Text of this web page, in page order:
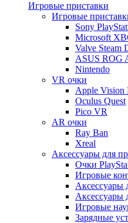
Игровые приставки
Игровые
Sony
Microsoft
Valve Steam
ASUS ROG
Nintendo
VR очки
Apple Vision
Oculus Quest
Pico VR
AR очки
Ray Ban
Xreal
Аксессуары для
Очки
Игровые
Аксессуары
Аксессуары
Игровые
Зарядные